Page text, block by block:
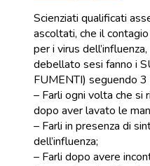
Scienziati qualificati
ascoltati, che il
per i virus
debellato sesi fanno i
FUMENTI) seguendo
– Farli ogni volta che si
dopo aver lavato le
– Farli in presenza di
dell’influenza;
– Farli dopo avere